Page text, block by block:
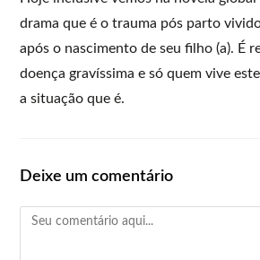
drama que é o trauma pós parto
após o nascimento de seu filho (a). É
doença gravíssima e só quem vive
a situação que é.
Deixe um comentário